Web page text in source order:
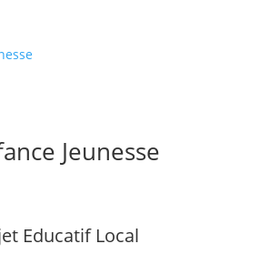
Jeunesse
Educatif Local